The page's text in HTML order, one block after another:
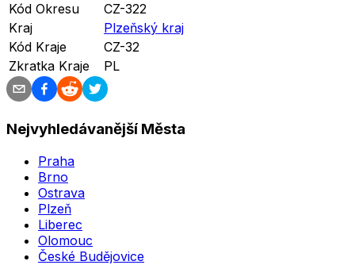
Kód Okresu
CZ-322
Kraj
Plzeňský kraj
Kód Kraje
CZ-32
Zkratka Kraje
PL
Nejvyhledávanější Města
Praha
Brno
Ostrava
Plzeň
Liberec
Olomouc
České Budějovice